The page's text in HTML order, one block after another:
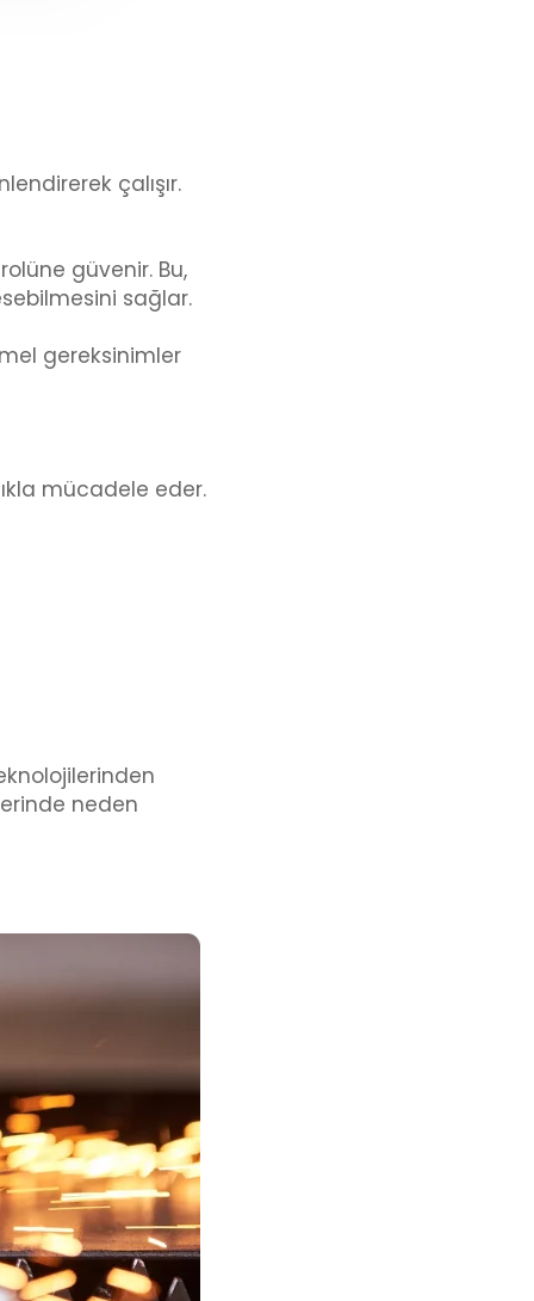
çalışır.
güvenir. Bu,
sağlar.
gereksinimler
mücadele eder.
neden